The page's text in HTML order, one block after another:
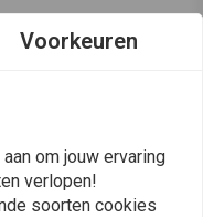
voor uitzonderlijke
normen voor veiligheid en
Voorkeuren
om jouw ervaring
verlopen!
soorten cookies